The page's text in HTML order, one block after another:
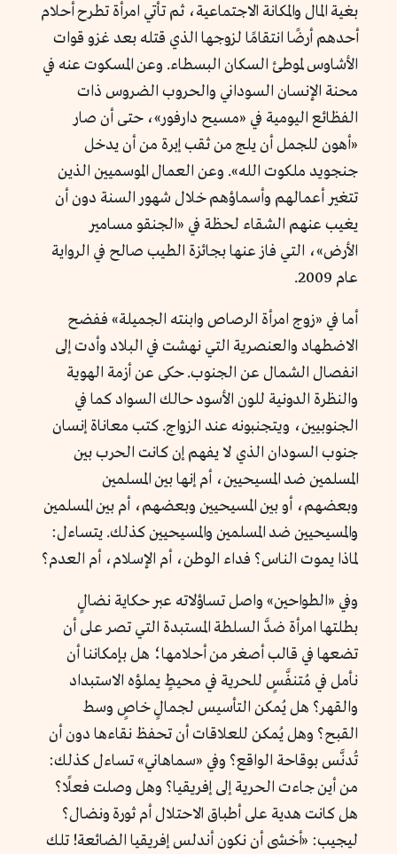
بغية المال والمكانة الاجتماعية، ثم تأتي امرأة تطرح أحلام
أحدهم أرضًا انتقامًا لزوجها الذي قتله بعد غزو قوات
الأشاوس لموطئ السكان البسطاء. وعن المسكوت عنه في
محنة الإنسان السوداني والحروب الضروس ذات
الفظائع اليومية في «مسيح دارفور»، حتى أن صار
«أهون للجمل أن يلج من ثقب إبرة من أن يدخل
جنجويد ملكوت الله». وعن العمال الموسميين الذين
تتغير أعمالهم وأسماؤهم خلال شهور السنة دون أن
يغيب عنهم الشقاء لحظة في «الجنقو مسامير
الأرض»، التي فاز عنها بجائزة الطيب صالح في الرواية
عام 2009.
أما في «زوج امرأة الرصاص وابنته الجميلة» ففضح
الاضطهاد والعنصرية التي نهشت في البلاد وأدت إلى
انفصال الشمال عن الجنوب. حكى عن أزمة الهوية
والنظرة الدونية للون الأسود حالك السواد كما في
الجنوبيين، ويتجنبونه عند الزواج. كتب معاناة إنسان
جنوب السودان الذي لا يفهم إن كانت الحرب بين
المسلمين ضد المسيحيين، أم إنها بين المسلمين
وبعضهم، أو بين المسيحيين وبعضهم، أم بين المسلمين
والمسيحيين ضد المسلمين والمسيحيين كذلك. يتساءل:
لماذا يموت الناس؟ فداء الوطن، أم الإسلام، أم العدم؟
وفي «الطواحين» واصل تساؤلاته عبر حكاية نضالٍ
بطلتها امرأة ضدَّ السلطة المستبدة التي تصر على أن
تضعها في قالب أصغر من أحلامها؛ هل بإمكاننا أن
نأمل في مُتنفَّسٍ للحرية في محيطٍ يملؤه الاستبداد
والقهر؟ هل يُمكن التأسيس لجمالٍ خاصٍ وسط
القبح؟ وهل يُمكن للعلاقات أن تحفظ نقاءها دون أن
تُدنَّس بوقاحة الواقع؟ وفي «سماهاني» تساءل كذلك:
من أين جاءت الحرية إلى إفريقيا؟ وهل وصلت فعلًا؟
هل كانت هدية على أطباق الاحتلال أم ثورة ونضال؟
ليجيب: «أخشى أن نكون أندلس إفريقيا الضائعة! تلك